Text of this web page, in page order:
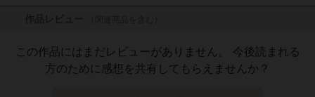
この作品にはまだレビューがありません。 今後読まれる
方のために感想を共有してもらえませんか？